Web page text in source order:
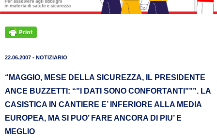
22.06.2007 - NOTIZIARIO
“MAGGIO, MESE DELLA SICUREZZA, IL PRESIDENTE
ANCE BUZZETTI: “”I DATI SONO CONFORTANTI”””. LA
CASISTICA IN CANTIERE E’ INFERIORE ALLA MEDIA
EUROPEA, MA SI PUO’ FARE ANCORA DI PIU’ E
MEGLIO